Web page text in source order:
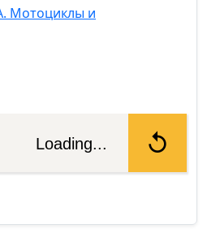
Мотоциклы и
Loading...